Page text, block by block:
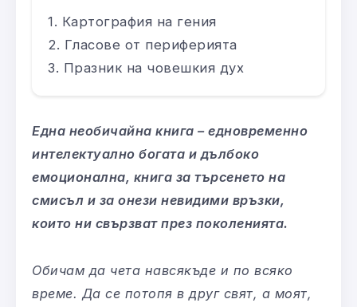
Картография на гения
Гласове от периферията
Празник на човешкия дух
Една необичайна книга – едновременно
интелектуално богата и дълбоко
емоционална, книга за търсенето на
смисъл и за онези невидими връзки,
които ни свързват през поколенията.
Обичам да чета навсякъде и по всяко
време. Да се потопя в друг свят, а моят,